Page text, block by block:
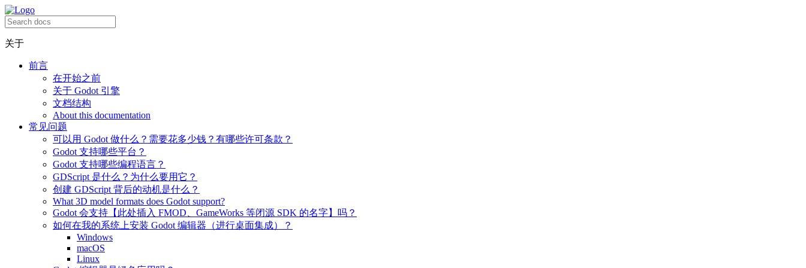
关于
前言
在开始之前
关于 Godot 引擎
文档结构
About this documentation
常见问题
可以用 Godot 做什么？需要花多少钱？有哪些许可条款？
Godot 支持哪些平台？
Godot 支持哪些编程语言？
GDScript 是什么？为什么要用它？
创建 GDScript 背后的动机是什么？
What 3D model formats does Godot support?
Godot 会支持【此处插入 FMOD、GameWorks 等闭源 SDK 的名字】吗？
如何在我的系统上安装 Godot 编辑器（进行桌面集成）？
Windows
macOS
Linux